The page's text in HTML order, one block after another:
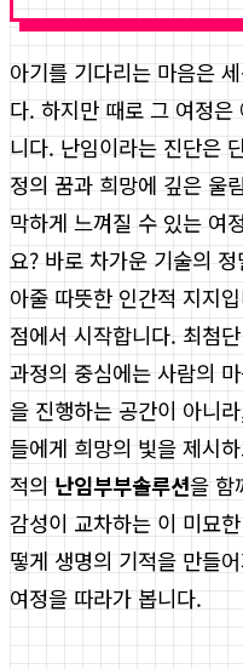
아기를 기다리는 마음은
다. 하지만 때로 그 여정
니다. 난임이라는 진단은
정의 꿈과 희망에 깊은 울
막하게 느껴질 수 있는 여
요? 바로 차가운 기술의
아줄 따뜻한 인간적 지지
점에서 시작합니다. 최첨
과정의 중심에는 사람의
을 진행하는 공간이 아니
들에게 희망의 빛을 제시
적의 난임부부솔루션을 함
감성이 교차하는 이 미묘
떻게 생명의 기적을 만들
여정을 따라가 봅니다.